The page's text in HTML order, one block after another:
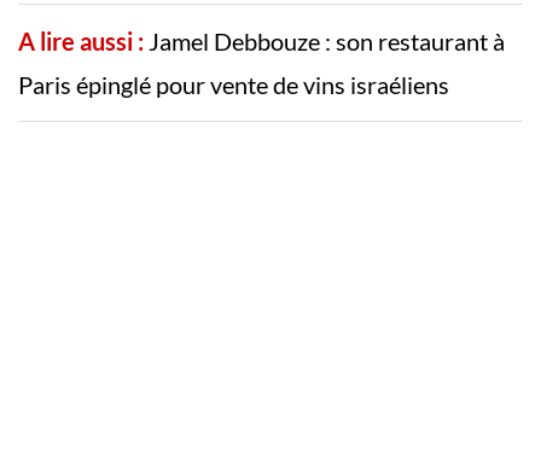
A lire aussi : Jamel Debbouze : son restaurant à
Paris épinglé pour vente de vins israéliens